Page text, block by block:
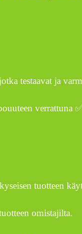
testaavat ja
verrattuna
tuotteen
omistajilta.